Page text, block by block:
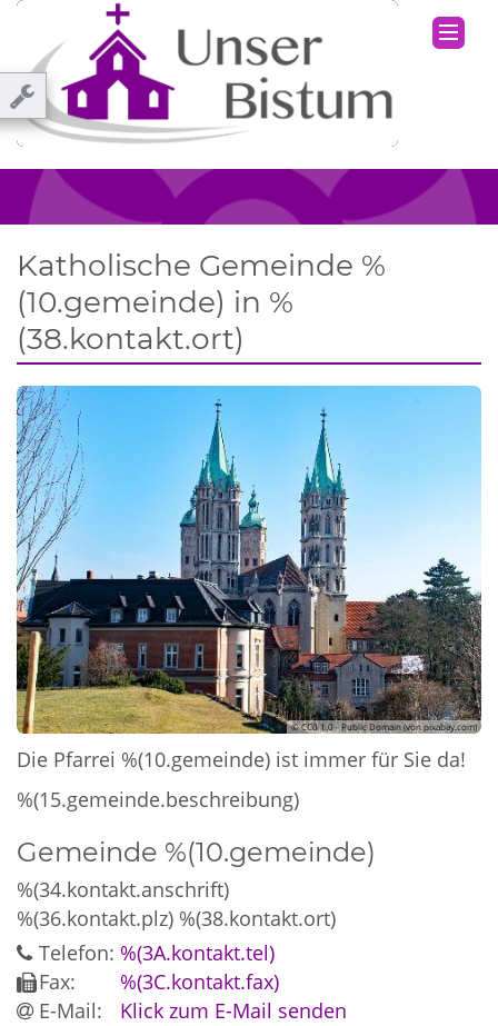
Katholische Gemeinde %
(10.gemeinde) in %
(38.kontakt.ort)
© CC0 1.0 - Public Domain (von pixabay.com)
Die Pfarrei %(10.gemeinde) ist immer für Sie da!
%(15.gemeinde.beschreibung)
Gemeinde %(10.gemeinde)
%(34.kontakt.anschrift)
%(36.kontakt.plz) %(38.kontakt.ort)
Telefon: %(3A.kontakt.tel)
Fax:
%(3C.kontakt.fax)
E-Mail:
Klick zum E-Mail senden